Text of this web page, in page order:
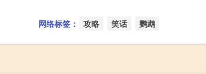
网络标签： 攻略 笑话 鹦鹉